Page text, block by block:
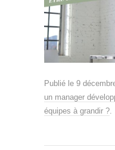
Publié le 9
un manager
équipes à grandir ?.